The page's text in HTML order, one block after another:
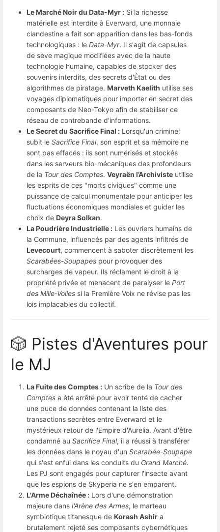
Le Marché Noir du Data-Myr : Si la richesse
matérielle est interdite à Everward, une monnaie
clandestine a fait son apparition dans les bas-fonds
technologiques : le Data-Myr. Il s'agit de capsules
de sève magique modifiées avec de la haute
technologie humaine, capables de stocker des
souvenirs interdits, des secrets d'État ou des
algorithmes de piratage. Marveth Kaelith utilise ses
voyages diplomatiques pour importer en secret des
composants de Neo-Tokyo afin de stabiliser ce
réseau de contrebande d'informations.
Le Secret du Sacrifice Final : Lorsqu'un criminel
subit le Sacrifice Final, son esprit et sa mémoire ne
sont pas effacés : ils sont numérisés et stockés
dans les serveurs bio-mécaniques des profondeurs
de la Tour des Comptes. Veyraën l’Archiviste utilise
les esprits de ces "morts civiques" comme une
puissance de calcul monumentale pour anticiper les
fluctuations économiques mondiales et guider les
choix de Deyra Solkan.
La Poudrière Industrielle : Les ouvriers humains de
la Commune, influencés par des agents infiltrés de
Levecourt, commencent à saboter discrètement les
Scarabées-Soupapes pour provoquer des
surcharges de vapeur. Ils réclament le droit à la
propriété privée et menacent de paralyser le Port
des Mille-Voiles si la Première Voix ne révise pas les
lois implacables du collectif.
🎲 Pistes d'Aventures pour
le MJ
La Fuite des Comptes : Un scribe de la Tour des
Comptes a été arrêté pour avoir tenté de cacher
une puce de données contenant la liste des
transactions secrètes entre Everward et le
mystérieux retour de l'Empire d'Aurelia. Avant d'être
condamné au Sacrifice Final, il a réussi à transférer
les données dans le noyau d'un Scarabée-Soupape
qui s'est enfui dans les conduits du Grand Marché.
Les PJ sont engagés pour capturer l'insecte avant
que les espions de Skyperia ne s'en emparent.
L'Arme Déchaînée : Lors d'une démonstration
majeure dans l'Arène des Armes, le marteau
symbiotique titanesque de Korash Ashir a
brutalement rejeté ses composants cybernétiques